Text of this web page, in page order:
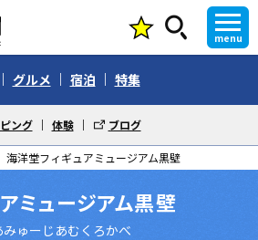
menu
グルメ 宿泊 特集
ング 体験 ブログ
海洋堂フィギュアミュージアム黒壁
ミュージアム黒壁
ゅーじあむくろかべ